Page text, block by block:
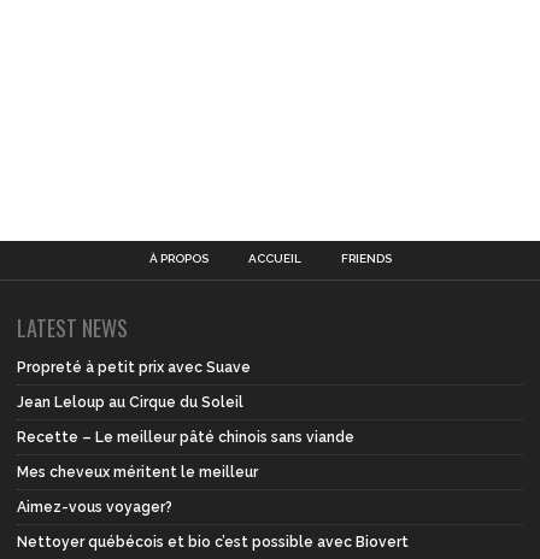
À PROPOS ACCUEIL FRIENDS
LATEST NEWS
Propreté à petit prix avec Suave
Jean Leloup au Cirque du Soleil
Recette – Le meilleur pâté chinois sans viande
Mes cheveux méritent le meilleur
Aimez-vous voyager?
Nettoyer québécois et bio c’est possible avec Biovert